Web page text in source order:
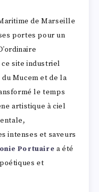
de Marseille
portes pour un
site industriel
Mucem et de la
le temps
artistique à ciel
intenses et saveurs
Portuaire a été
et